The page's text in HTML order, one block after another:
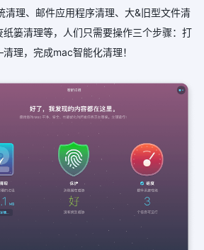
清理、邮件应用程序清理、大&旧型文件清
篓清理等，人们只需要操作三个步骤：打
理，完成mac智能化清理！